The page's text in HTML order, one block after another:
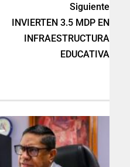
Siguiente
INVIERTEN 3.5 MDP EN
INFRAESTRUCTURA
EDUCATIVA